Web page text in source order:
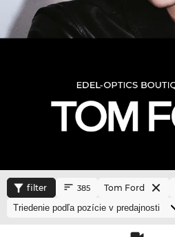
filter 385 Tom Ford